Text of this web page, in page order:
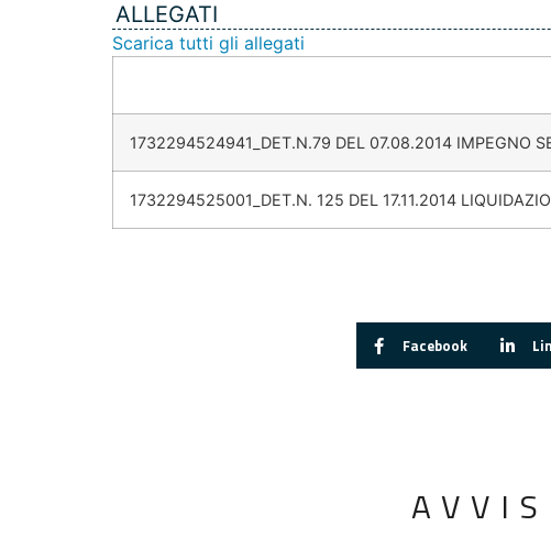
ALLEGATI
Scarica tutti gli allegati
1732294524941_DET.N.79 DEL 07.08.2014 IMPEGNO
1732294525001_DET.N. 125 DEL 17.11.2014
Facebook